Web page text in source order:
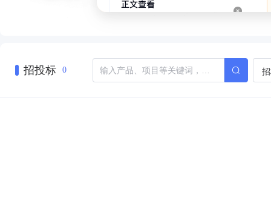
招投标 0